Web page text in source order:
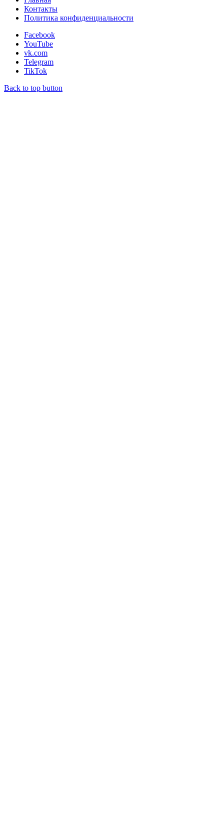
Контакты
Политика конфиденциальности
Facebook
YouTube
vk.com
Telegram
TikTok
Back to top button